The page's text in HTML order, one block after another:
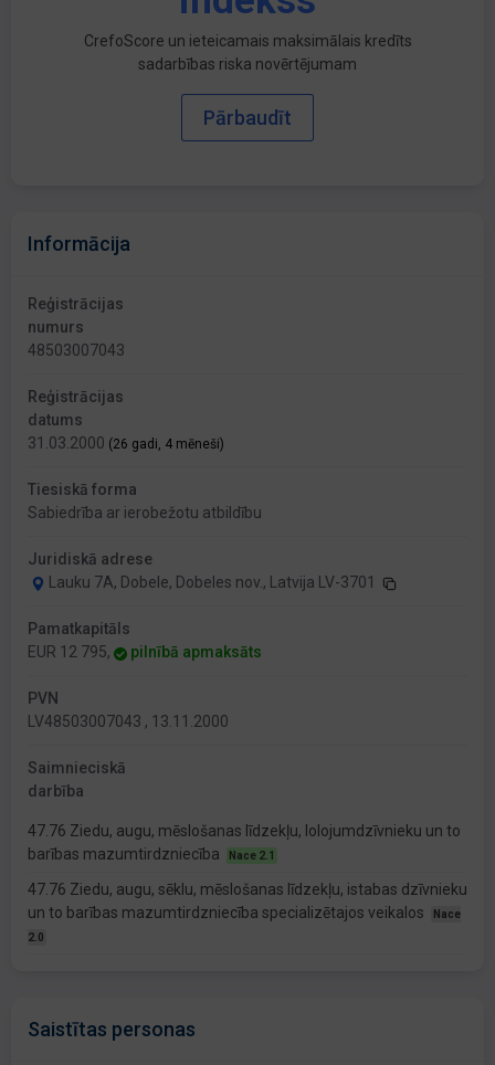
CrefoScore un ieteicamais maksimālais kredīts
sadarbības riska novērtējumam
Pārbaudīt
Informācija
Reģistrācijas
numurs
48503007043
Reģistrācijas
datums
31.03.2000 (26 gadi, 4 mēneši)
Tiesiskā forma
Sabiedrība ar ierobežotu atbildību
Juridiskā adrese
Lauku 7A, Dobele, Dobeles nov., Latvija LV-3701
Pamatkapitāls
EUR 12 795,
pilnībā apmaksāts
PVN
LV48503007043 , 13.11.2000
Saimnieciskā
darbība
47.76 Ziedu, augu, mēslošanas līdzekļu, lolojumdzīvnieku un to
barības mazumtirdzniecība
Nace 2.1
47.76 Ziedu, augu, sēklu, mēslošanas līdzekļu, istabas dzīvnieku
un to barības mazumtirdzniecība specializētajos veikalos
Nace
2.0
Saistītas personas